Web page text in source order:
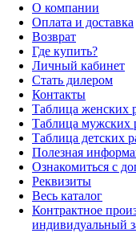
О компании
Оплата и доставка
Возврат
Где купить?
Личный кабинет
Стать дилером
Контакты
Таблица женских
Таблица мужских
Таблица детских
Полезная
Ознакомиться с
Реквизиты
Весь каталог
Контрактное
индивидуальный